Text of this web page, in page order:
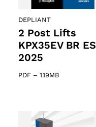
DEPLIANT
2 Post Lifts
KPX35EV BR ES
2025
PDF – 1.19MB